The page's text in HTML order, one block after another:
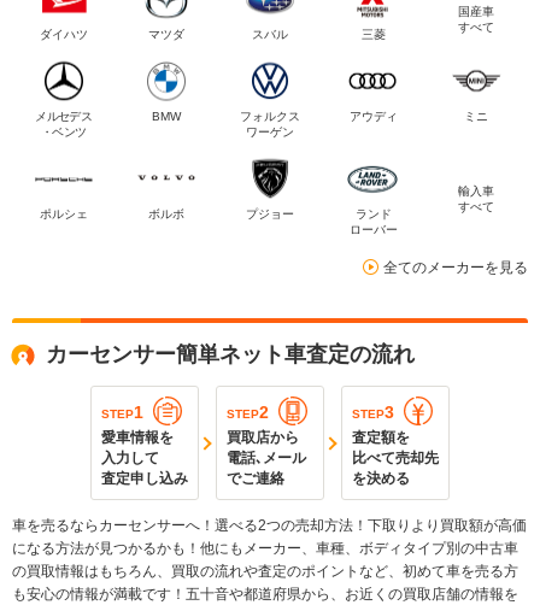
ダイハツ マツダ スバル 三菱
国産車
すべて
メルセデス
・ベンツ
BMW
フォルクス
ワーゲン
アウディ ミニ
ポルシェ ボルボ プジョー
ランド
ローバー
輸入車
すべて
全てのメーカーを見る
カーセンサー簡単ネット車査定の流れ
STEP1
愛車情報を
入力して
査定申し込み
STEP2
買取店から
電話､メール
でご連絡
STEP3
査定額を
比べて売却先
を決める
車を売るならカーセンサーへ！選べる2つの売却方法！下取りより買取額が高価
になる方法が見つかるかも！他にもメーカー、車種、ボディタイプ別の中古車
の買取情報はもちろん、買取の流れや査定のポイントなど、初めて車を売る方
も安心の情報が満載です！五十音や都道府県から、お近くの買取店舗の情報を